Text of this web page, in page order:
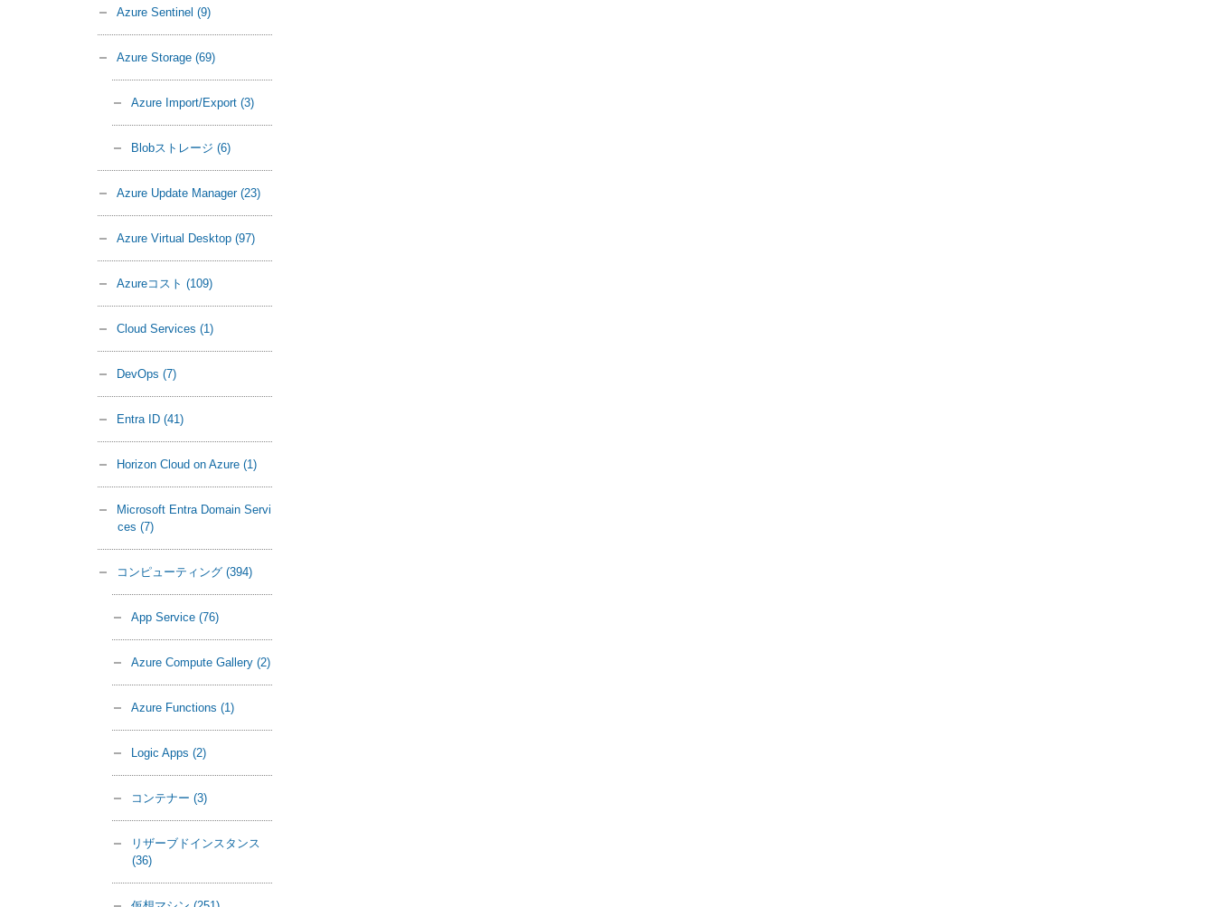
Azure Sentinel (9)
Azure Storage (69)
Azure Import/Export (3)
Blobストレージ (6)
Azure Update Manager (23)
Azure Virtual Desktop (97)
Azureコスト (109)
Cloud Services (1)
DevOps (7)
Entra ID (41)
Horizon Cloud on Azure (1)
Microsoft Entra Domain Servi
ces (7)
コンピューティング (394)
App Service (76)
Azure Compute Gallery (2)
Azure Functions (1)
Logic Apps (2)
コンテナー (3)
リザーブドインスタンス
(36)